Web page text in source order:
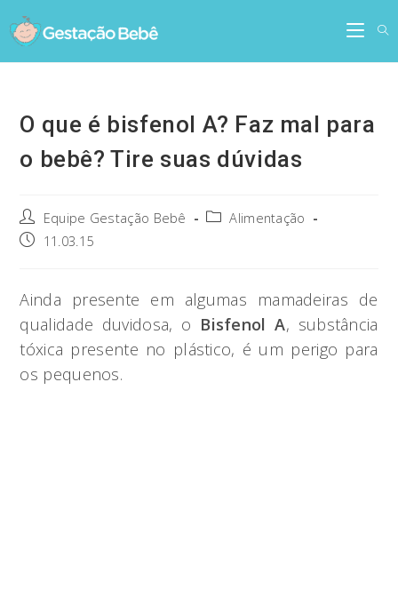
to
content
O que é bisfenol A? Faz mal para
o bebê? Tire suas dúvidas
Post
author:
Equipe Gestação Bebê
PostAlimentação
Post11.03.15
Ainda presente em algumas mamadeiras de
qualidade duvidosa, o Bisfenol A, substância
tóxica presente no plástico, é um perigo para
os pequenos.